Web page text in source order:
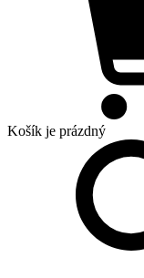
Košík je prázdný